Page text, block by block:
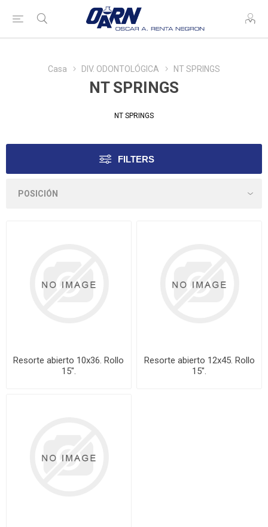
Casa DIV. ODONTOLÓGICA NT SPRINGS
NT SPRINGS
NT SPRINGS
FILTERS
Resorte abierto 10x36. Rollo
15".
Resorte abierto 12x45. Rollo
15".